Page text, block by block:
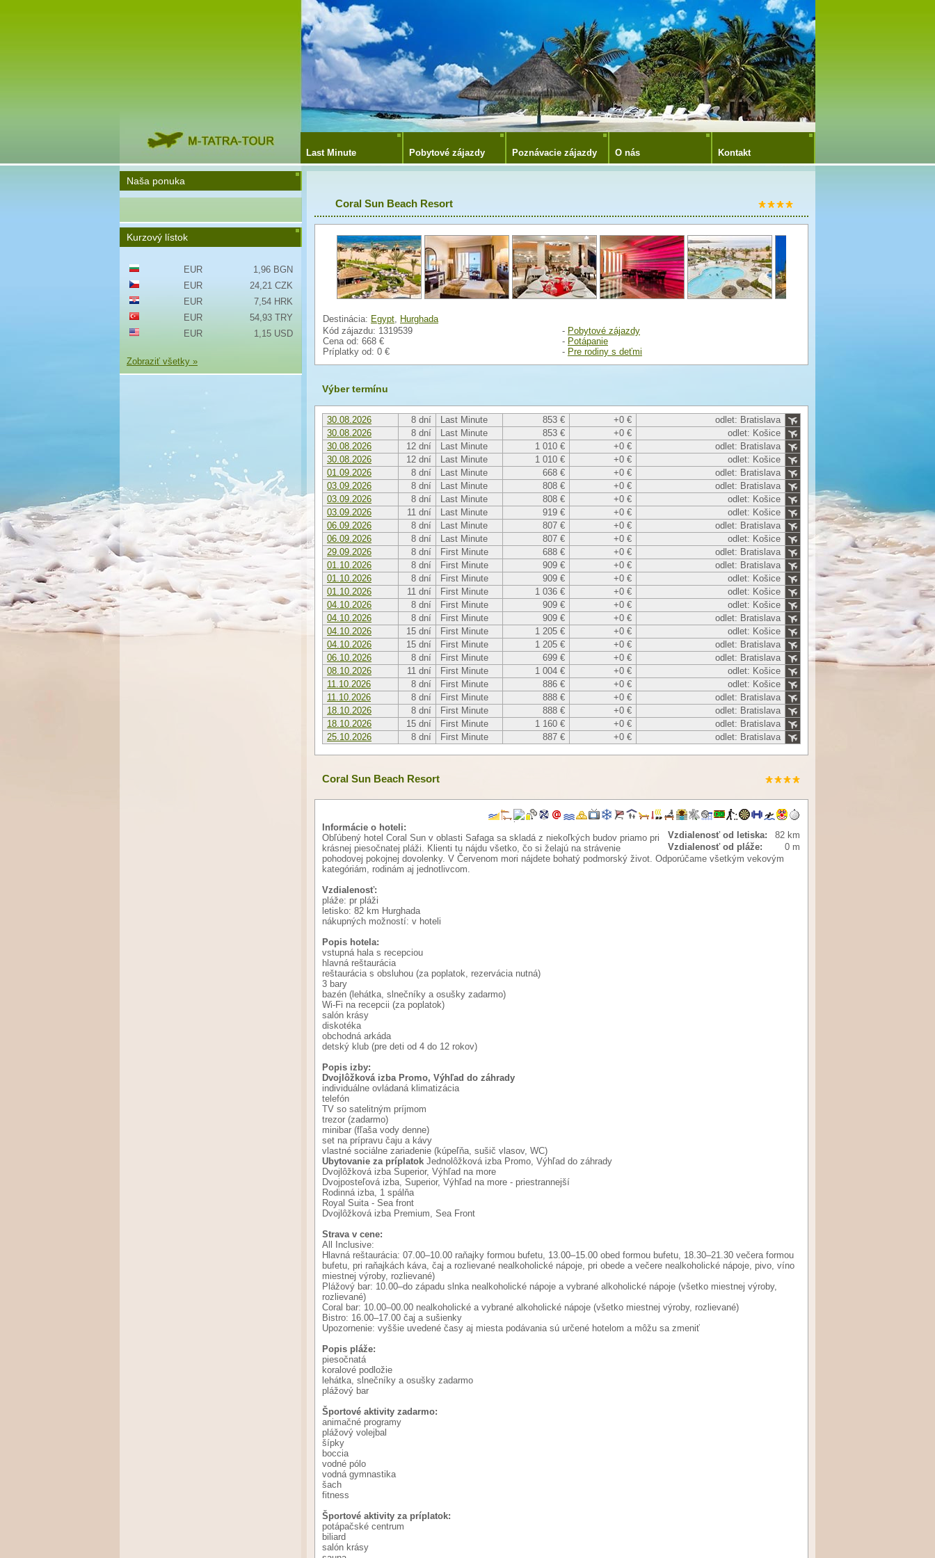
Last Minute Pobytové zájazdy Poznávacie zájazdy O nás Kontakt
Coral Sun Beach Resort
Destinácia: Egypt, Hurghada
Kód zájazdu: 1319539
Cena od: 668 €
Príplatky od: 0 €
- Pobytové zájazdy
- Potápanie
- Pre rodiny s deťmi
Výber termínu
30.08.2026 8 dní Last Minute 853 € +0 €
odlet: Bratislava
30.08.2026
8 dní Last Minute 853 € +0 €
odlet: Košice
30.08.2026
12 dní Last Minute 1 010 € +0 €
odlet: Bratislava
30.08.2026
12 dní Last Minute 1 010 € +0 €
odlet: Košice
01.09.2026
8 dní Last Minute 668 € +0 €
odlet: Bratislava
03.09.2026
8 dní Last Minute 808 € +0 €
odlet: Bratislava
03.09.2026
8 dní Last Minute 808 € +0 €
odlet: Košice
03.09.2026
11 dní Last Minute 919 € +0 €
odlet: Košice
06.09.2026
8 dní Last Minute 807 € +0 €
odlet: Bratislava
06.09.2026
8 dní Last Minute 807 € +0 €
odlet: Košice
29.09.2026
8 dní First Minute 688 € +0 €
odlet: Bratislava
01.10.2026
8 dní First Minute 909 € +0 €
odlet: Bratislava
01.10.2026
8 dní First Minute 909 € +0 €
odlet: Košice
01.10.2026
11 dní First Minute 1 036 € +0 €
odlet: Košice
04.10.2026
8 dní First Minute 909 € +0 €
odlet: Košice
04.10.2026
8 dní First Minute 909 € +0 €
odlet: Bratislava
04.10.2026
15 dní First Minute 1 205 € +0 €
odlet: Košice
04.10.2026
15 dní First Minute 1 205 € +0 €
odlet: Bratislava
06.10.2026
8 dní First Minute 699 € +0 €
odlet: Bratislava
08.10.2026
11 dní First Minute 1 004 € +0 €
odlet: Košice
11.10.2026
8 dní First Minute 886 € +0 €
odlet: Košice
11.10.2026
8 dní First Minute 888 € +0 €
odlet: Bratislava
18.10.2026
8 dní First Minute 888 € +0 €
odlet: Bratislava
18.10.2026
15 dní First Minute 1 160 € +0 €
odlet: Bratislava
25.10.2026
8 dní First Minute 887 € +0 € odlet: Bratislava
Coral Sun Beach Resort
Vzdialenosť od letiska:
82 km
Vzdialenosť od pláže:
0 m
Informácie o hoteli:
Obľúbený hotel Coral Sun v oblasti Safaga sa skladá z niekoľkých budov priamo pri
krásnej piesočnatej pláži. Klienti tu nájdu všetko, čo si želajú na strávenie
pohodovej pokojnej dovolenky. V Červenom mori nájdete bohatý podmorský život. Odporúčame všetkým vekovým
kategóriám, rodinám aj jednotlivcom.
Vzdialenosť:
pláže: pr pláži
letisko: 82 km Hurghada
nákupných možností: v hoteli
Popis hotela:
vstupná hala s recepciou
hlavná reštaurácia
reštaurácia s obsluhou (za poplatok, rezervácia nutná)
3 bary
bazén (lehátka, slnečníky a osušky zadarmo)
Wi-Fi na recepcii (za poplatok)
salón krásy
diskotéka
obchodná arkáda
detský klub (pre deti od 4 do 12 rokov)
Popis izby:
Dvojlôžková izba Promo, Výhľad do záhrady
individuálne ovládaná klimatizácia
telefón
TV so satelitným príjmom
trezor (zadarmo)
minibar (fľaša vody denne)
set na prípravu čaju a kávy
vlastné sociálne zariadenie (kúpeľňa, sušič vlasov, WC)
Ubytovanie za príplatok Jednolôžková izba Promo, Výhľad do záhrady
Dvojlôžková izba Superior, Výhľad na more
Dvojposteľová izba, Superior, Výhľad na more - priestrannejší
Rodinná izba, 1 spálňa
Royal Suita - Sea front
Dvojlôžková izba Premium, Sea Front
Strava v cene:
All Inclusive:
Hlavná reštaurácia: 07.00–10.00 raňajky formou bufetu, 13.00–15.00 obed formou bufetu, 18.30–21.30 večera formou
bufetu, pri raňajkách káva, čaj a rozlievané nealkoholické nápoje, pri obede a večere nealkoholické nápoje, pivo, víno
miestnej výroby, rozlievané)
Plážový bar: 10.00–do západu slnka nealkoholické nápoje a vybrané alkoholické nápoje (všetko miestnej výroby,
rozlievané)
Coral bar: 10.00–00.00 nealkoholické a vybrané alkoholické nápoje (všetko miestnej výroby, rozlievané)
Bistro: 16.00–17.00 čaj a sušienky
Upozornenie: vyššie uvedené časy aj miesta podávania sú určené hotelom a môžu sa zmeniť
Popis pláže:
piesočnatá
koralové podložie
lehátka, slnečníky a osušky zadarmo
plážový bar
Športové aktivity zadarmo:
animačné programy
plážový volejbal
šípky
boccia
vodné pólo
vodná gymnastika
šach
fitness
Športové aktivity za príplatok:
potápačské centrum
biliard
salón krásy
Naša ponuka
Kurzový lístok
EUR
1,96 BGN
EUR
24,21 CZK
EUR
7,54 HRK
EUR
54,93 TRY
EUR
1,15 USD
Zobraziť všetky »